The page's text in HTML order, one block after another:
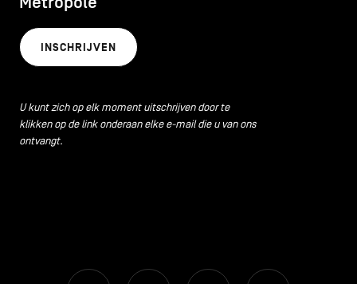
INSCHRIJVEN
U kunt zich op elk moment uitschrijven door te
klikken op de link onderaan elke e-mail die u van ons
ontvangt.
Facebook Instagram Youtube